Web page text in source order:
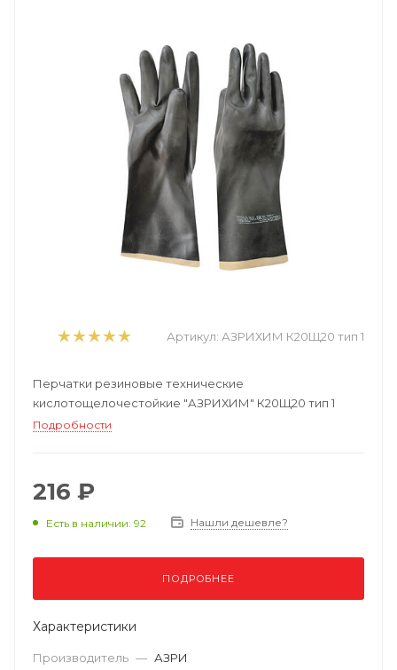
Артикул: АЗРИХИМ К20Щ20 тип 1
Перчатки резиновые технические
кислотощелочестойкие "АЗРИХИМ" К20Щ20 тип 1
Подробности
216 ₽
Есть в наличии: 92 Нашли дешевле?
ПОДРОБНЕЕ
Характеристики
Производитель — АЗРИ